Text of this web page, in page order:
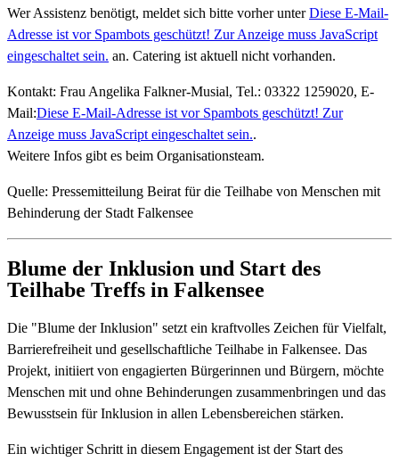
Wer Assistenz benötigt, meldet sich bitte vorher unterDiese E-Mail-
Adresse ist vor Spambots geschützt! Zur Anzeige muss JavaScript
eingeschaltet sein. an. Catering ist aktuell nicht vorhanden.
Kontakt: Frau Angelika Falkner-Musial, Tel.: 03322 1259020, E-
Mail:Diese E-Mail-Adresse ist vor Spambots geschützt! Zur
Anzeige muss JavaScript eingeschaltet sein..
Weitere Infos gibt es beim Organisationsteam.
Quelle: Pressemitteilung Beirat für die Teilhabe von Menschen mit
Behinderung der Stadt Falkensee
Blume der Inklusion und Start des
Teilhabe Treffs in Falkensee
Die "Blume der Inklusion" setzt ein kraftvolles Zeichen für Vielfalt,
Barrierefreiheit und gesellschaftliche Teilhabe in Falkensee. Das
Projekt, initiiert von engagierten Bürgerinnen und Bürgern, möchte
Menschen mit und ohne Behinderungen zusammenbringen und das
Bewusstsein für Inklusion in allen Lebensbereichen stärken.
Ein wichtiger Schritt in diesem Engagement ist der Start des